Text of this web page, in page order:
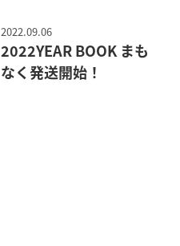
2022.09.06
2022YEAR BOOK まも
なく発送開始！